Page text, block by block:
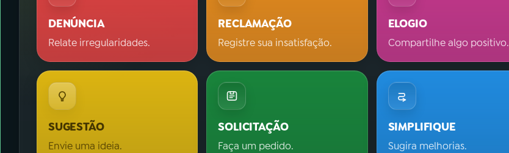
DENÚNCIA
Relate irregularidades.
RECLAMAÇÃO
Registre sua insatisfação.
ELOGIO
Compartilhe algo positivo.
SUGESTÃO
Envie uma ideia.
SOLICITAÇÃO
Faça um pedido.
SIMPLIFIQUE
Sugira melhorias.